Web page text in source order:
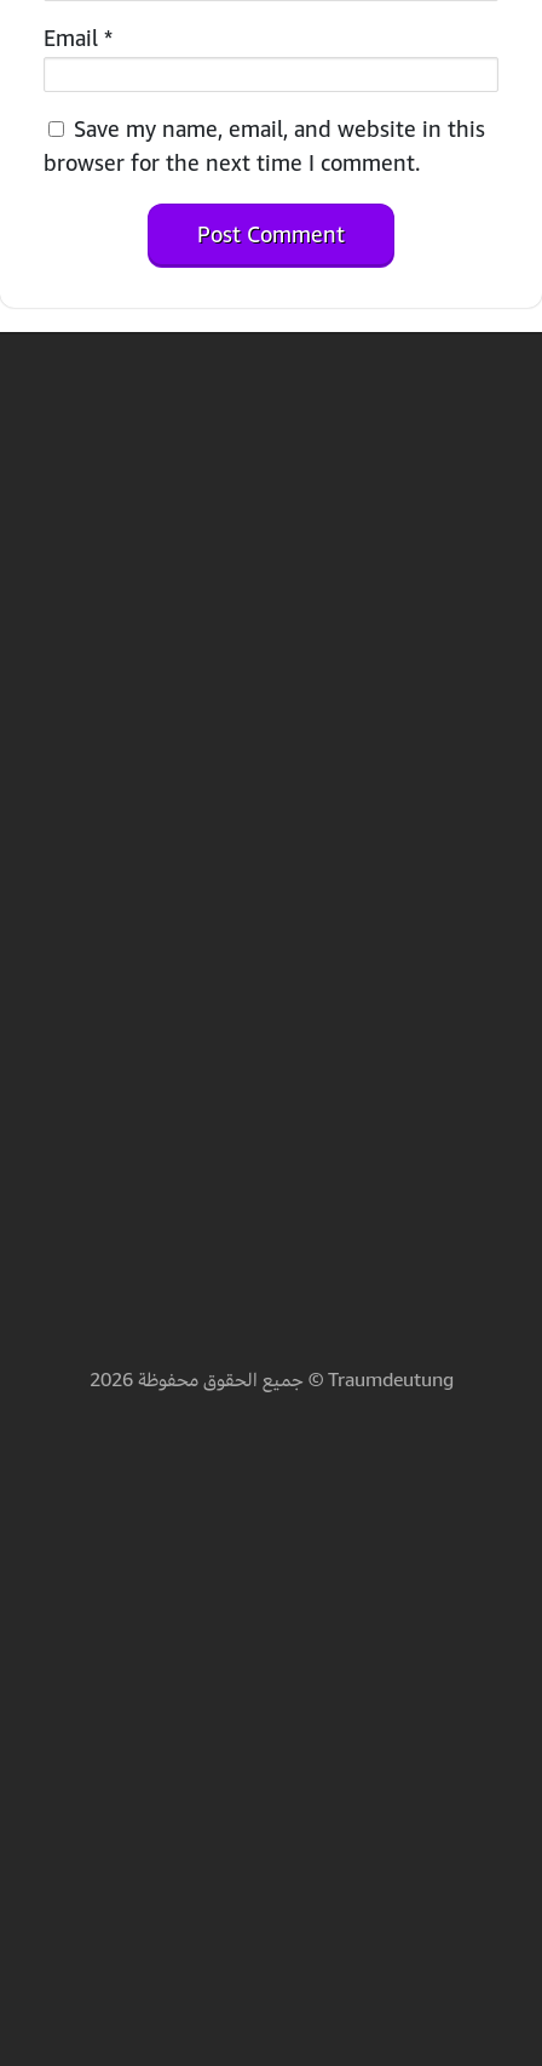
Email*
Save my name, email, and website in this
browser for the next time I comment.
جميع الحقوق محفوظة 2026 © Traumdeutung